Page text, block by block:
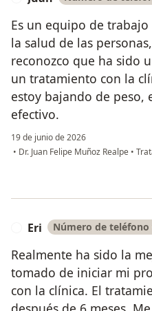
Es un equipo de
la salud de las
reconozco que ha sido
un tratamiento con la
estoy bajando de peso,
efectivo.
19 de junio de 2026
• Dr. Juan Felipe Muñoz Realpe •
Eri Número de
Realmente ha sido la
tomado de iniciar mi
con la clínica. El